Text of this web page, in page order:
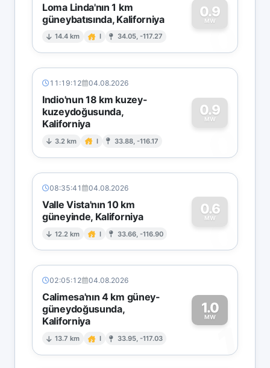
Loma Linda'nın 1 km
güneybatısında, Kaliforniya
14.4 km I 34.05, -117.27
0.9
MW
0
11:19:12 04.08.2026
Indio'nun 18 km kuzey-
kuzeydoğusunda,
Kaliforniya
3.2 km I 33.88, -116.17
0.9
MW
0
08:35:41 04.08.2026
Valle Vista'nın 10 km
güneyinde, Kaliforniya
12.2 km I 33.66, -116.90
0.6
MW
0
02:05:12 04.08.2026
Calimesa'nın 4 km güney-
güneydoğusunda,
Kaliforniya
13.7 km I 33.95, -117.03
1.0
MW
1